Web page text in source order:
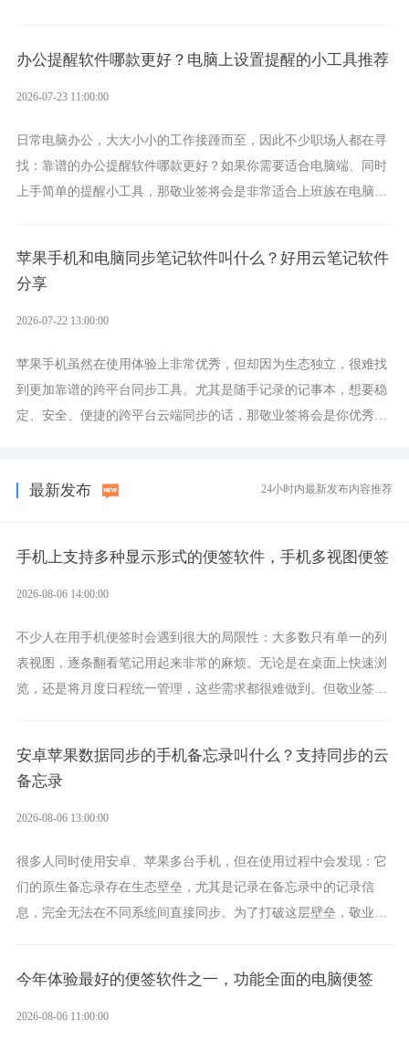
办公提醒软件哪款更好？电脑上设置提醒的小工具推荐
2026-07-23 11:00:00
日常电脑办公，大大小小的工作接踵而至，因此不少职场人都在寻
找：靠谱的办公提醒软件哪款更好？如果你需要适合电脑端、同时
上手简单的提醒小工具，那敬业签将会是非常适合上班族在电脑上
苹果手机和电脑同步笔记软件叫什么？好用云笔记软件
分享
2026-07-22 13:00:00
苹果手机虽然在使用体验上非常优秀，但却因为生态独立，很难找
到更加靠谱的跨平台同步工具。尤其是随手记录的记事本，想要稳
定、安全、便捷的跨平台云端同步的话，那敬业签将会是你优秀的
最新发布 24小时内最新发布内容推荐
手机上支持多种显示形式的便签软件，手机多视图便签
2026-08-06 14:00:00
不少人在用手机便签时会遇到很大的局限性：大多数只有单一的列
表视图，逐条翻看笔记用起来非常的麻烦。无论是在桌面上快速浏
览，还是将月度日程统一管理，这些需求都很难做到。但敬业签作
安卓苹果数据同步的手机备忘录叫什么？支持同步的云
备忘录
2026-08-06 13:00:00
很多人同时使用安卓、苹果多台手机，但在使用过程中会发现：它
们的原生备忘录存在生态壁垒，尤其是记录在备忘录中的记录信
息，完全无法在不同系统间直接同步。为了打破这层壁垒，敬业签
今年体验最好的便签软件之一，功能全面的电脑便签
2026-08-06 11:00:00